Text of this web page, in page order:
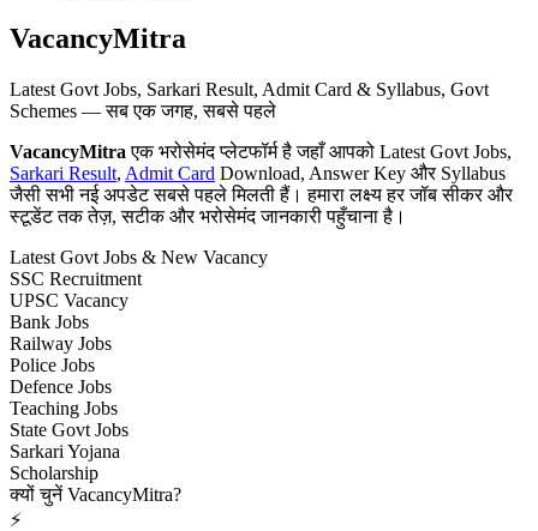
VacancyMitra
Latest Govt Jobs, Sarkari Result, Admit Card & Syllabus, Govt
Schemes — सब एक जगह, सबसे पहले
VacancyMitra एक भरोसेमंद प्लेटफॉर्म है जहाँ आपको Latest Govt Jobs,
Sarkari Result, Admit Card Download, Answer Key और Syllabus
जैसी सभी नई अपडेट सबसे पहले मिलती हैं। हमारा लक्ष्य हर जॉब सीकर और
स्टूडेंट तक तेज़, सटीक और भरोसेमंद जानकारी पहुँचाना है।
Latest Govt Jobs & New Vacancy
SSC Recruitment
UPSC Vacancy
Bank Jobs
Railway Jobs
Police Jobs
Defence Jobs
Teaching Jobs
State Govt Jobs
Sarkari Yojana
Scholarship
क्यों चुनें VacancyMitra?
⚡